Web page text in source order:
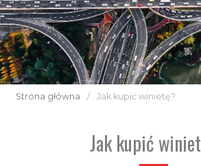
Strona główna / Jak kupić winietę?
Jak kupić